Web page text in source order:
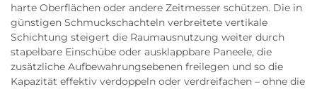
harte Oberflächen oder andere Zeitmesser schützen. Die in
günstigen Schmuckschachteln verbreitete vertikale
Schichtung steigert die Raumausnutzung weiter durch
stapelbare Einschübe oder ausklappbare Paneele, die
zusätzliche Aufbewahrungsebenen freilegen und so die
Kapazität effektiv verdoppeln oder verdreifachen – ohne die